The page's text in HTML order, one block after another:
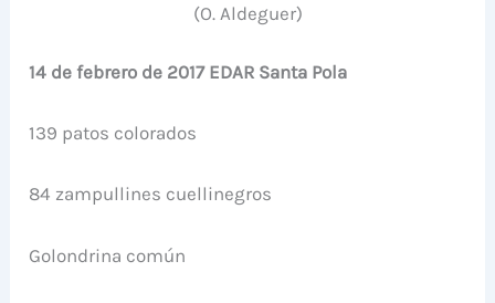
(O. Aldeguer)
14 de febrero de 2017 EDAR Santa Pola
139 patos colorados
84 zampullines cuellinegros
Golondrina común